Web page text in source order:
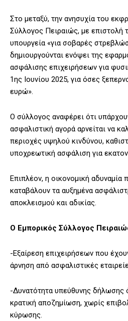
Στο μεταξύ, την ανησυχία του
Σύλλογος Πειραιώς, με επιστολή
υπουργεία «για σοβαρές
δημιουργούνται ενόψει της
ασφάλισης επιχειρήσεων για
1ης Ιουνίου 2025, για όσες
ευρώ».
Ο σύλλογος αναφέρει ότι
ασφαλιστική αγορά αρνείται να
περιοχές υψηλού κινδύνου,
υποχρεωτική ασφάλιση για
Επιπλέον, η οικονομική
καταβάλουν τα αυξημένα
αποκλεισμού και αδικίας.
Ο Εμπορικός Σύλλογος
-Εξαίρεση επιχειρήσεων που
άρνηση από ασφαλιστικές
-Δυνατότητα υπεύθυνης δήλωσης
κρατική αποζημίωση, χωρίς
κύρωσης.